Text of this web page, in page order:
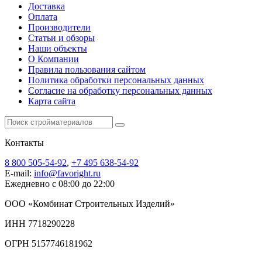
Доставка
Оплата
Производители
Статьи и обзоры
Наши объекты
О Компании
Правила пользования сайтом
Политика обработки персональных данных
Согласие на обработку персональных данных
Карта сайта
Контакты
8 800 505-54-92, +7 495 638-54-92
E-mail: info@favoright.ru
Ежедневно с 08:00 до 22:00
ООО «Комбинат Строительных Изделий»
ИНН 7718290228
ОГРН 5157746181962